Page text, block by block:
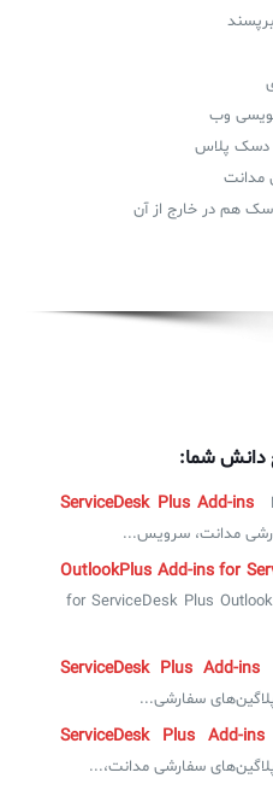
وب
دسک پلاس
مدانت
هم در خارج از آن
دانش شما:
ServiceDesk Plus Add-ins
OutlookPlus Add-ins for
ServiceDesk Plus Add-ins
ServiceDesk Plus Add-ins